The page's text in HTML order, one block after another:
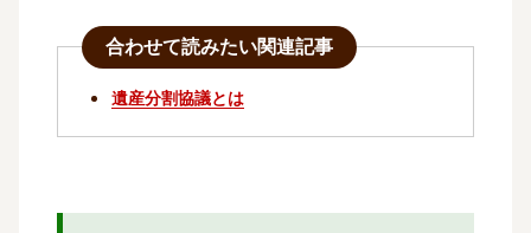
合わせて読みたい関連記事
遺産分割協議とは